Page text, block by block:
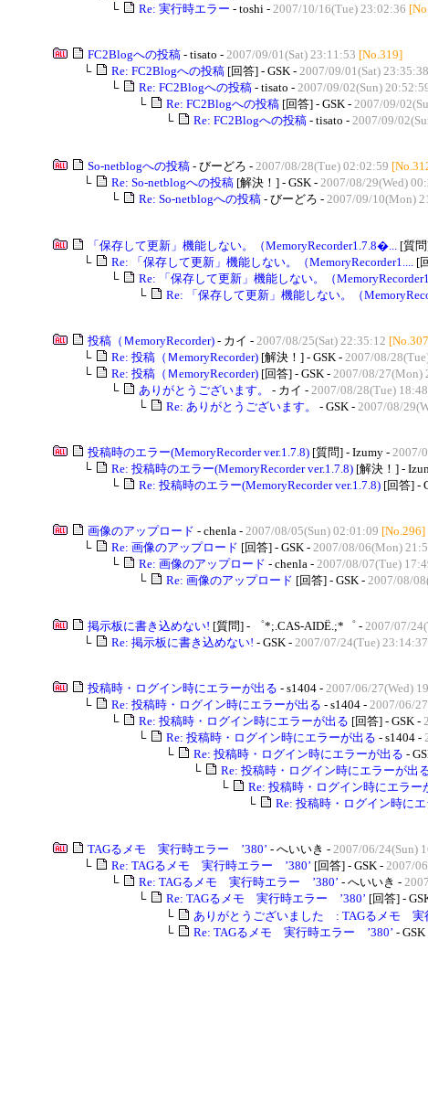
└
Re: 実行時エラー - toshi - 2007/10/16(Tue) 23:02:36
FC2Blogへの投稿 - tisato - 2007/09/01(Sat) 23:11:53 [No.319]
└
Re: FC2Blogへの投稿 [回答] - GSK - 2007/09/01(Sat) 23:35:38
└
Re: FC2Blogへの投稿 - tisato - 2007/09/02(Sun)
└
Re: FC2Blogへの投稿 [回答] - GSK - 2007/09/
└
Re: FC2Blogへの投稿 - tisato - 2007/09/
So-netblogへの投稿 - びーどろ - 2007/08/28(Tue) 02:02:59
└
Re: So-netblogへの投稿 [解決！] - GSK - 2007/08/29(Wed)
└
Re: So-netblogへの投稿 - びーどろ - 2007/09/10(Mon)
「保存して更新」機能しない。（MemoryRecorder1.7.8�... [質
└
Re: 「保存して更新」機能しない。（MemoryRecorder1.... [
└
Re: 「保存して更新」機能しない。（
└
Re: 「保存して更新」機能しない。（
投稿（ＭemoryRecorder) - カイ - 2007/08/25(Sat) 22:35:12
└
Re: 投稿（ＭemoryRecorder) [解決！] - GSK - 2007/08/
└
Re: 投稿（ＭemoryRecorder) [回答] - GSK - 2007/08/27(Mon)
└
ありがとうございます。 - カイ - 2007/08/28(Tue)
└
Re: ありがとうございます。 - GSK - 2007/08/
投稿時のエラー(MemoryRecorder ver.1.7.8) [質問] - Izumy - 2007/
└
Re: 投稿時のエラー(MemoryRecorder ver.1.7.8) [解決！] -
└
Re: 投稿時のエラー(MemoryRecorder ver.1.7.8) [回答] -
画像のアップロード - chenla - 2007/08/05(Sun) 02:01:09 [No.296]
└
Re: 画像のアップロード [回答] - GSK - 2007/08/06(Mon)
└
Re: 画像のアップロード - chenla - 2007/08/07(Tue)
└
Re: 画像のアップロード [回答] - GSK - 2007/08/
掲示板に書き込めない! [質問] - ゜*;.CAS-AIDЁ.;*゜ - 2007/07/
└
Re: 掲示板に書き込めない! - GSK - 2007/07/24(Tue) 23:14:37
投稿時・ログイン時にエラーが出る - s1404 - 2007/06/27(Wed)
└
Re: 投稿時・ログイン時にエラーが出る - s1404 - 2007/06/
└
Re: 投稿時・ログイン時にエラーが出る [回答] - GSK -
└
Re: 投稿時・ログイン時にエラーが出る - s1404 -
└
Re: 投稿時・ログイン時にエラーが出る -
└
Re: 投稿時・ログイン時にエラーが出
└
Re: 投稿時・ログイン時にエラー
└
Re: 投稿時・ログイン時に
TAGるメモ 実行時エラー ’380’ - へいいき - 2007/06/24(Sun)
└
Re: TAGるメモ 実行時エラー ’380’ [回答] - GSK - 2007/
└
Re: TAGるメモ 実行時エラー ’380’ - へいいき -
└
Re: TAGるメモ 実行時エラー ’380’ [回答] -
└
ありがとうございました : TAGるメモ 実
└
Re: TAGるメモ 実行時エラー ’380’ - GSK